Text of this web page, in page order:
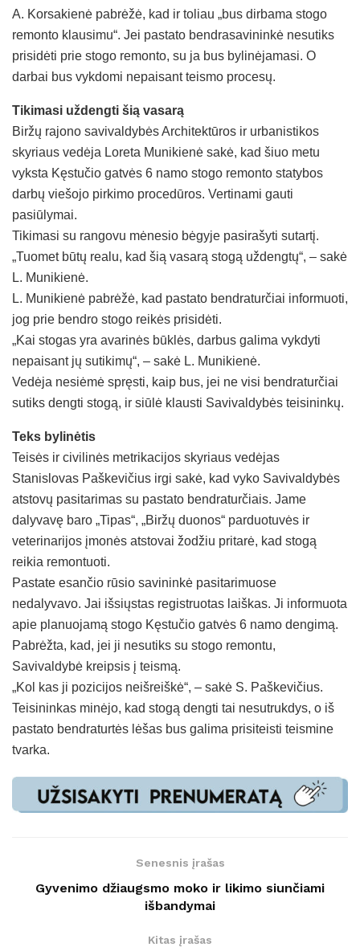
A. Korsakienė pabrėžė, kad ir toliau „bus dirbama stogo
remonto klausimu“. Jei pastato bendrasavininkė nesutiks
prisidėti prie stogo remonto, su ja bus bylinėjamasi. O
darbai bus vykdomi nepaisant teismo procesų.
Tikimasi uždengti šią vasarą
Biržų rajono savivaldybės Architektūros ir urbanistikos
skyriaus vedėja Loreta Munikienė sakė, kad šiuo metu
vyksta Kęstučio gatvės 6 namo stogo remonto statybos
darbų viešojo pirkimo procedūros. Vertinami gauti
pasiūlymai.
Tikimasi su rangovu mėnesio bėgyje pasirašyti sutartį.
„Tuomet būtų realu, kad šią vasarą stogą uždengtų“, – sakė
L. Munikienė.
L. Munikienė pabrėžė, kad pastato bendraturčiai informuoti,
jog prie bendro stogo reikės prisidėti.
„Kai stogas yra avarinės būklės, darbus galima vykdyti
nepaisant jų sutikimų“, – sakė L. Munikienė.
Vedėja nesiėmė spręsti, kaip bus, jei ne visi bendraturčiai
sutiks dengti stogą, ir siūlė klausti Savivaldybės teisininkų.
Teks bylinėtis
Teisės ir civilinės metrikacijos skyriaus vedėjas
Stanislovas Paškevičius irgi sakė, kad vyko Savivaldybės
atstovų pasitarimas su pastato bendraturčiais. Jame
dalyvavę baro „Tipas“, „Biržų duonos“ parduotuvės ir
veterinarijos įmonės atstovai žodžiu pritarė, kad stogą
reikia remontuoti.
Pastate esančio rūsio savininkė pasitarimuose
nedalyvavo. Jai išsiųstas registruotas laiškas. Ji informuota
apie planuojamą stogo Kęstučio gatvės 6 namo dengimą.
Pabrėžta, kad, jei ji nesutiks su stogo remontu,
Savivaldybė kreipsis į teismą.
„Kol kas ji pozicijos neišreiškė“, – sakė S. Paškevičius.
Teisininkas minėjo, kad stogą dengti tai nesutrukdys, o iš
pastato bendraturtės lėšas bus galima prisiteisti teismine
tvarka.
Senesnis įrašas
Gyvenimo džiaugsmo moko ir likimo siunčiami
išbandymai
Kitas įrašas